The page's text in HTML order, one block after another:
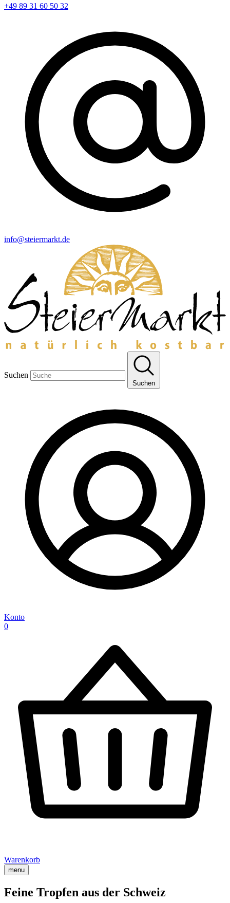
+49 89 31 60 50 32
info@steiermarkt.de
Suchen
Suchen
Konto
0
Warenkorb
menu
Feine Tropfen aus der Schweiz